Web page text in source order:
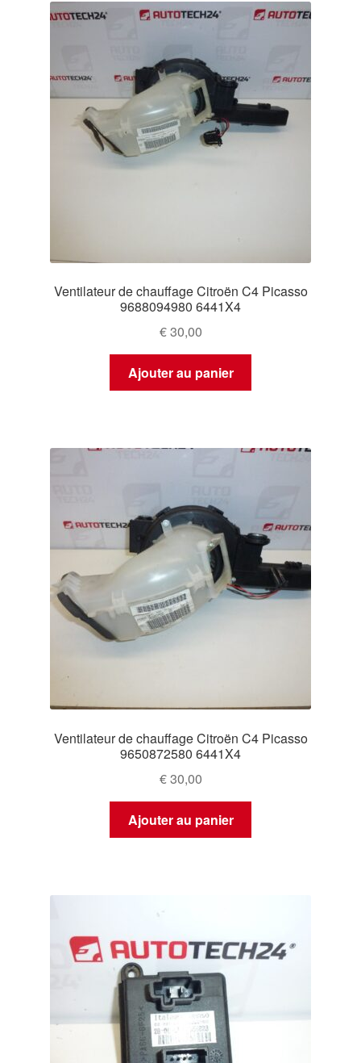
Ventilateur de chauffage Citroën C4 Picasso
9688094980 6441X4
€30,00
Ajouter au panier
Ventilateur de chauffage Citroën C4 Picasso
9650872580 6441X4
€30,00
Ajouter au panier